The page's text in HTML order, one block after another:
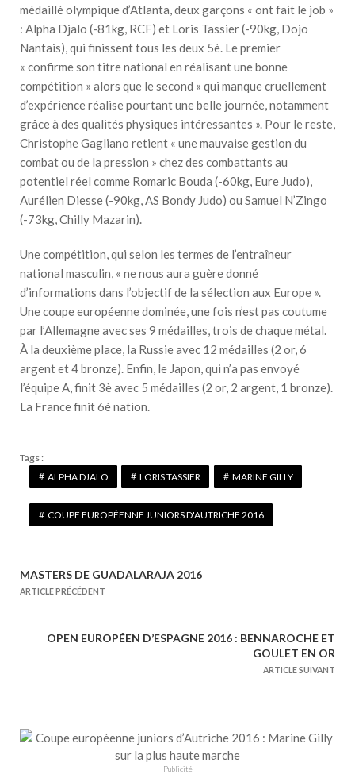
médaillé olympique d’Atlanta, deux garçons « ont fait le job »
: Alpha Djalo (-81kg, RCF) et Loris Tassier (-90kg, Dojo
Nantais), qui finissent tous les deux 5è. Le premier
« confirme son titre national en réalisant une bonne
compétition » alors que le second « qui manque cruellement
d’expérience réalise pourtant une belle journée, notamment
grâce à des qualités physiques intéressantes ». Pour le reste,
Christophe Gagliano retient « une mauvaise gestion du
combat ou de la pression » chez des combattants au
potentiel réel comme Romaric Bouda (-60kg, Eure Judo),
Aurélien Diesse (-90kg, AS Bondy Judo) ou Samuel N’Zingo
(-73kg, Chilly Mazarin).
Une compétition, qui selon les termes de l’entraîneur
national masculin, « ne nous aura guère donné
d’informations dans l’objectif de la sélection aux Europe ».
Une coupe européenne dominée, une fois n’est pas coutume
par l’Allemagne avec ses 9 médailles, trois de chaque métal.
À la deuxième place, la Russie avec 12 médailles (2 or, 6
argent et 4 bronze). Enfin, le Japon, qui n’a pas envoyé
l’équipe A, finit 3è avec 5 médailles (2 or, 2 argent, 1 bronze).
La France finit 6è nation.
Tags :
ALPHA DJALO
LORIS TASSIER MARINE GILLY
COUPE EUROPÉENNE JUNIORS D'AUTRICHE 2016
N
i
MASTERS DE GUADALARAJA 2016
ARTICLE PRÉCÉDENT
OPEN EUROPÉEN D’ESPAGNE 2016 : BENNAROCHE ET
GOULET EN OR
ARTICLE SUIVANT
Publicité